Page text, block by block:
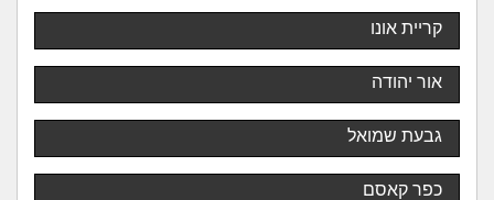
קריית אונו
אור יהודה
גבעת שמואל
כפר קאסם